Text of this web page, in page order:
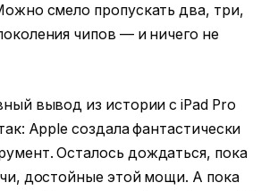
смело пропускать два, три,
чипов — и ничего не
вывод из истории с iPad Pro
Apple создала фантастически
Осталось дождаться, пока
достойные этой мощи. А пока